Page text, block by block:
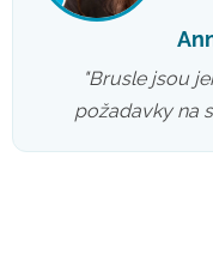
"Brusle jsou
požadavky na